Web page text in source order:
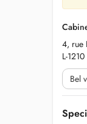
4, rue
L-
Bel